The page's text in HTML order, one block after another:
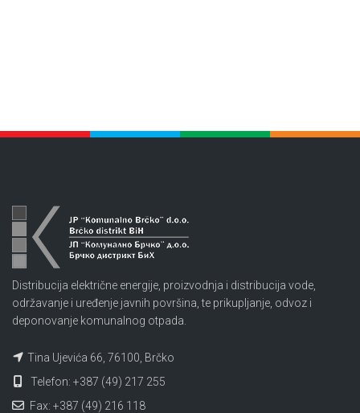
Distribucija električne energije, proizvodnja i distribucija vode,
održavanje i uređenje javnih površina, te prikupljanje, odvoz i
deponovanje komunalnog otpada.
Tina Ujevića 66, 76100, Brčko
Telefon: +387 (49) 217 255
Fax: +387 (49) 216 118